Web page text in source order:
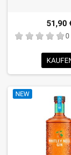
51,90
0
NEW